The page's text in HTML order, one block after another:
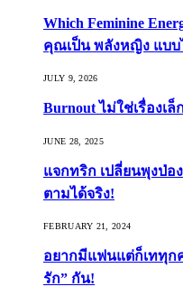
Which Feminine
คุณเป็น พลังหญิง แบบ
JULY 9, 2026
Burnout ไม่ใช่เรื่องเ
JUNE 28, 2025
แจกทริก เปลี่ยนพุงป่อ
ตามได้จริง!
FEBRUARY 21, 2024
อยากมีแฟนแต่ก็เททุก
รัก” กัน!